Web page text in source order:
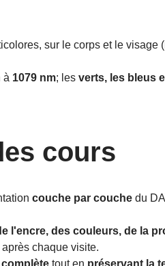
sur le corps et le
à 1079 nm; les verts, les bleus
cours
couche par couche du
l'encre, des couleurs, de la
chaque visite.
tout en préservant la